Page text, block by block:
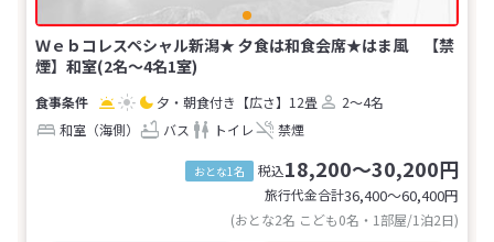
Ｗｅｂコレスペシャル新潟★ 夕食は和食会席★はま風 【禁
煙】和室(2名～4名1室)
夕・朝食付き 【広さ】12畳
2～4名
和室（海側）
バス トイレ 禁煙
おとな1名 税込18,200～30,200円
旅行代金合計36,400〜60,400円
(おとな2名 こども0名・1部屋/1泊2日)